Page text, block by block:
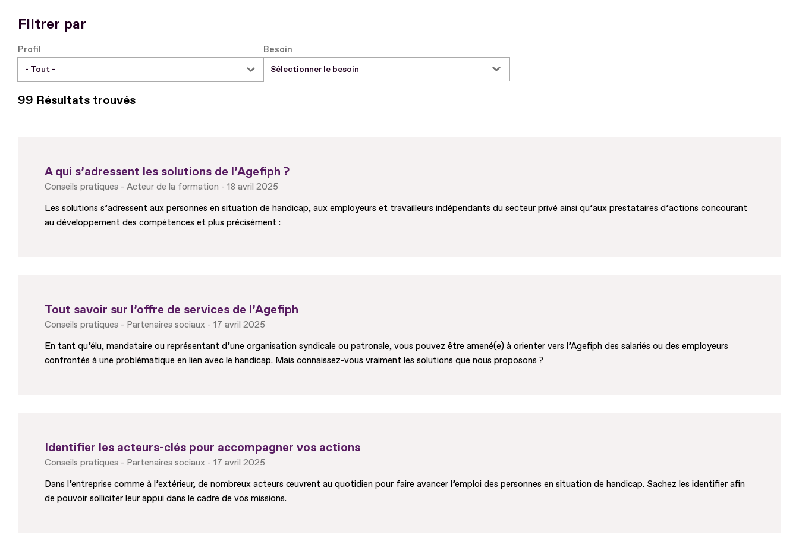
Filtrer par
Profil Besoin
Sélectionner le besoin
99 Résultats trouvés
A qui s’adressent les solutions de l’Agefiph ?
Conseils pratiques Acteur de la formation
18 avril 2025
Les solutions s’adressent aux personnes en situation de handicap, aux employeurs et travailleurs indépendants du secteur privé ainsi qu’aux prestataires d’actions concourant
au développement des compétences et plus précisément :
Tout savoir sur l’offre de services de l’Agefiph
Conseils pratiques Partenaires sociaux
17 avril 2025
En tant qu’élu, mandataire ou représentant d’une organisation syndicale ou patronale, vous pouvez être amené(e) à orienter vers l’Agefiph des salariés ou des employeurs
confrontés à une problématique en lien avec le handicap. Mais connaissez-vous vraiment les solutions que nous proposons ?
Identifier les acteurs-clés pour accompagner vos actions
Conseils pratiques Partenaires sociaux
17 avril 2025
Dans l’entreprise comme à l’extérieur, de nombreux acteurs œuvrent au quotidien pour faire avancer l’emploi des personnes en situation de handicap. Sachez les identifier afin
de pouvoir solliciter leur appui dans le cadre de vos missions.